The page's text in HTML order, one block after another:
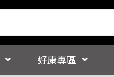
好康專區